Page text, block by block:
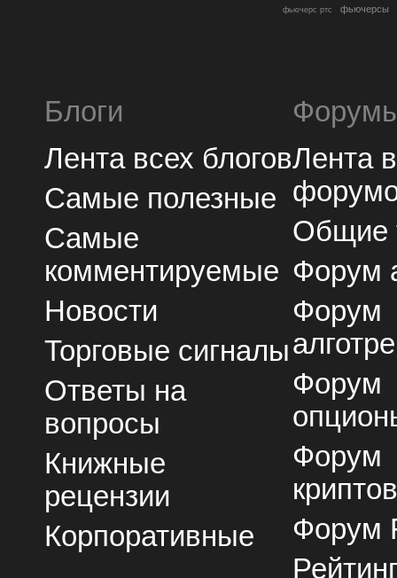
фьючерс ртс фьючерсы
Блоги
Лента всех блогов
Самые полезные
Самые
комментируемые
Новости
Торговые сигналы
Ответы на
вопросы
Книжные
рецензии
Корпоративные
Лента
Общие
Форум
Форум
Форум
Форум
Форум